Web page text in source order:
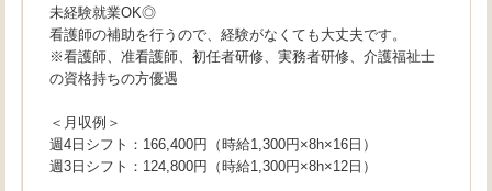
未経験就業OK◎
看護師の補助を行うので、経験がなくても大丈夫です。
※看護師、准看護師、初任者研修、実務者研修、介護福祉士
の資格持ちの方優遇
＜月収例＞
週4日シフト：166,400円（時給1,300円×8h×16日）
週3日シフト：124,800円（時給1,300円×8h×12日）